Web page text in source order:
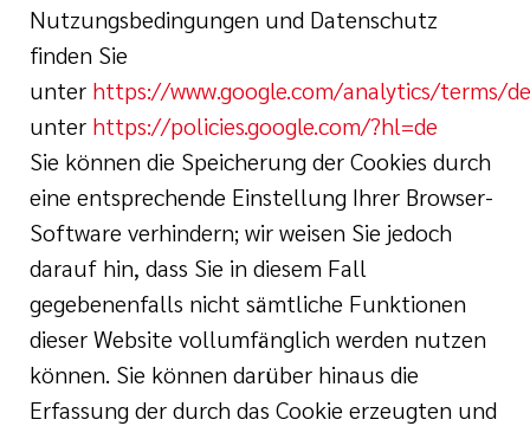
Nutzungsbedingungen und Datenschutz
finden Sie
unter https://www.google.com/analytics/terms/
unter https://policies.google.com/?hl=de
Sie können die Speicherung der Cookies durch
eine entsprechende Einstellung Ihrer Browser-
Software verhindern; wir weisen Sie jedoch
darauf hin, dass Sie in diesem Fall
gegebenenfalls nicht sämtliche Funktionen
dieser Website vollumfänglich werden nutzen
können. Sie können darüber hinaus die
Erfassung der durch das Cookie erzeugten und